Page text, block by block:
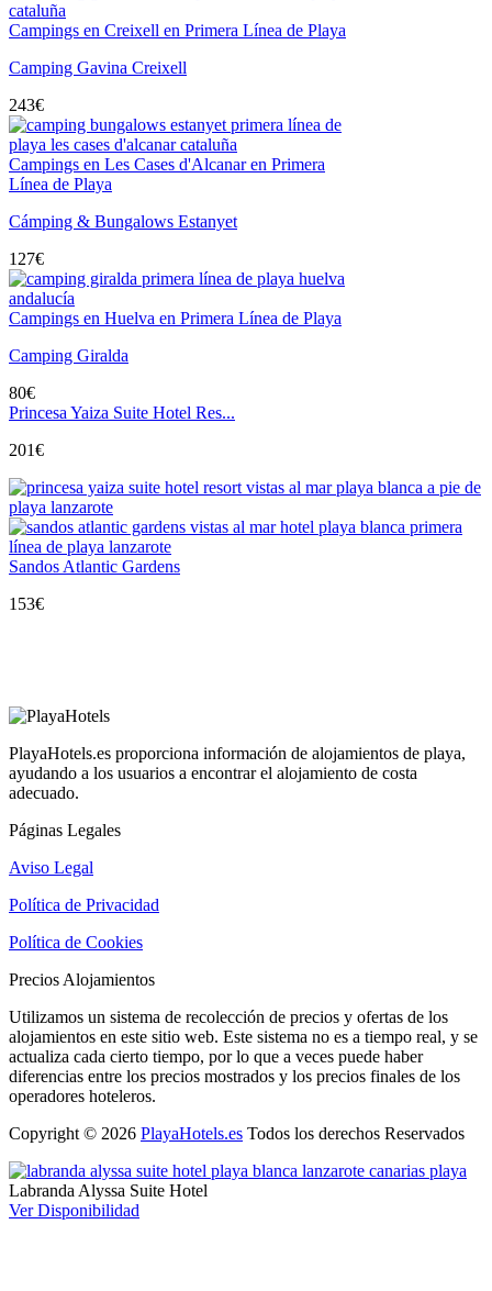
Campings en Creixell en Primera Línea de Playa
Camping Gavina Creixell
243€
Campings en Les Cases d'Alcanar en Primera
Línea de Playa
Cámping & Bungalows Estanyet
127€
Campings en Huelva en Primera Línea de Playa
Camping Giralda
80€
Princesa Yaiza Suite Hotel Res...
201€
Sandos Atlantic Gardens
153€
PlayaHotels.es proporciona información de alojamientos de playa,
ayudando a los usuarios a encontrar el alojamiento de costa
adecuado.
Páginas Legales
Aviso Legal
Política de Privacidad
Política de Cookies
Precios Alojamientos
Utilizamos un sistema de recolección de precios y ofertas de los
alojamientos en este sitio web. Este sistema no es a tiempo real, y se
actualiza cada cierto tiempo, por lo que a veces puede haber
diferencias entre los precios mostrados y los precios finales de los
operadores hoteleros.
Copyright © 2026 PlayaHotels.es Todos los derechos Reservados
Labranda Alyssa Suite Hotel
Ver Disponibilidad